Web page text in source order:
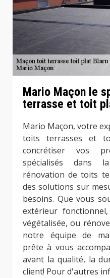
Mario Maçon le
terrasse et toit
Mario Maçon, votre
toits terrasses et
concrétiser vos
spécialisés dans
rénovation de toits
des solutions sur
besoins. Que vous
extérieur
végétalisée, ou
notre équipe de
prête à vous
avant la qualité, la
client! Pour d'autres